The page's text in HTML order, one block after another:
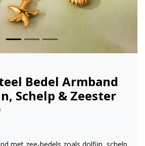
Bedel Armband
Schelp & Zeester